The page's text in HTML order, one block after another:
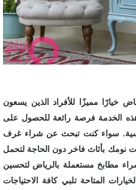
خيارًا مميزًا للأفراد الذين يسعون
هذه الخدمة فرصة رائعة للحصول على
سواء كنت تبحث عن شراء غرف
نومك بأثاث فاخر دون الحاجة لتحمل
مطابخ مستعملة بالرياض لتحسين
المتاحة تلبي كافة الاحتياجات